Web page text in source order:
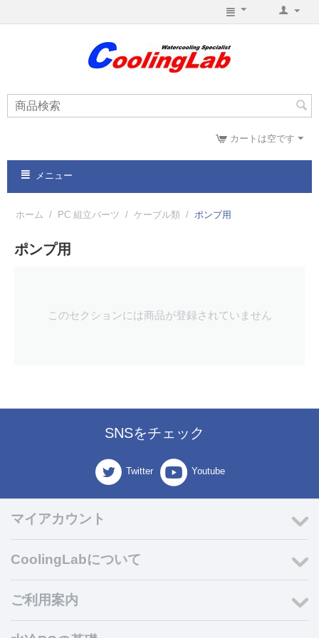
カートは空です
メニュー
ホーム / PC 組立パーツ / ケーブル類 / ポンプ用
ポンプ用
このセクションには商品が登録されていません
SNSをチェック
Twitter Youtube
マイアカウント
CoolingLabについて
ご利用案内